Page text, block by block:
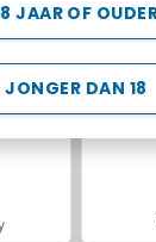
JONGER DAN 18
JAAR OF
Fashion Princess - Dress Up for Girls Masha